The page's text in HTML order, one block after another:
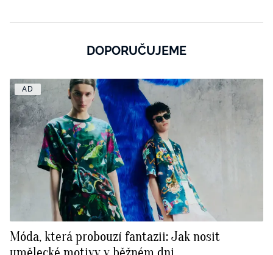
DOPORUČUJEME
AD
Móda, která probouzí fantazii: Jak nosit